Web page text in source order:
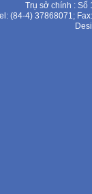
Trụ sở chính : Số
(84-4) 37868071;